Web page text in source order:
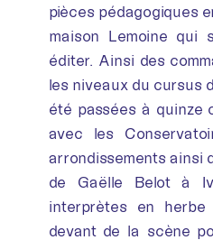
pièces pédagogiques
maison Lemoine qui
éditer. Ainsi des
les niveaux du cursus
été passées à quinze
avec les
arrondissements ainsi
de Gaëlle Belot à
interprètes en
devant de la scène